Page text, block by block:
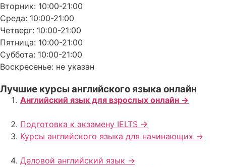
Вторник: 10:00-21:00
Среда: 10:00-21:00
Четверг: 10:00-21:00
Пятница: 10:00-21:00
Суббота: 10:00-21:00
Воскресенье: не указан
Лучшие курсы английского языка онлайн
Английский язык для взрослых онлайн ->
Подготовка к экзамену IELTS ->
Курсы английского языка для начинающих ->
Деловой английский язык ->